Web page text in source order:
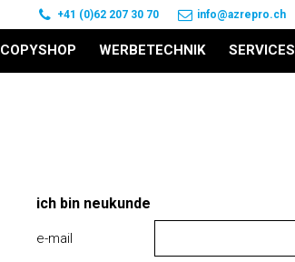
+41 (0)62 207 30 70 info@azrepro.ch
COPYSHOP WERBETECHNIK SERVICES
ich bin neukunde
e-mail